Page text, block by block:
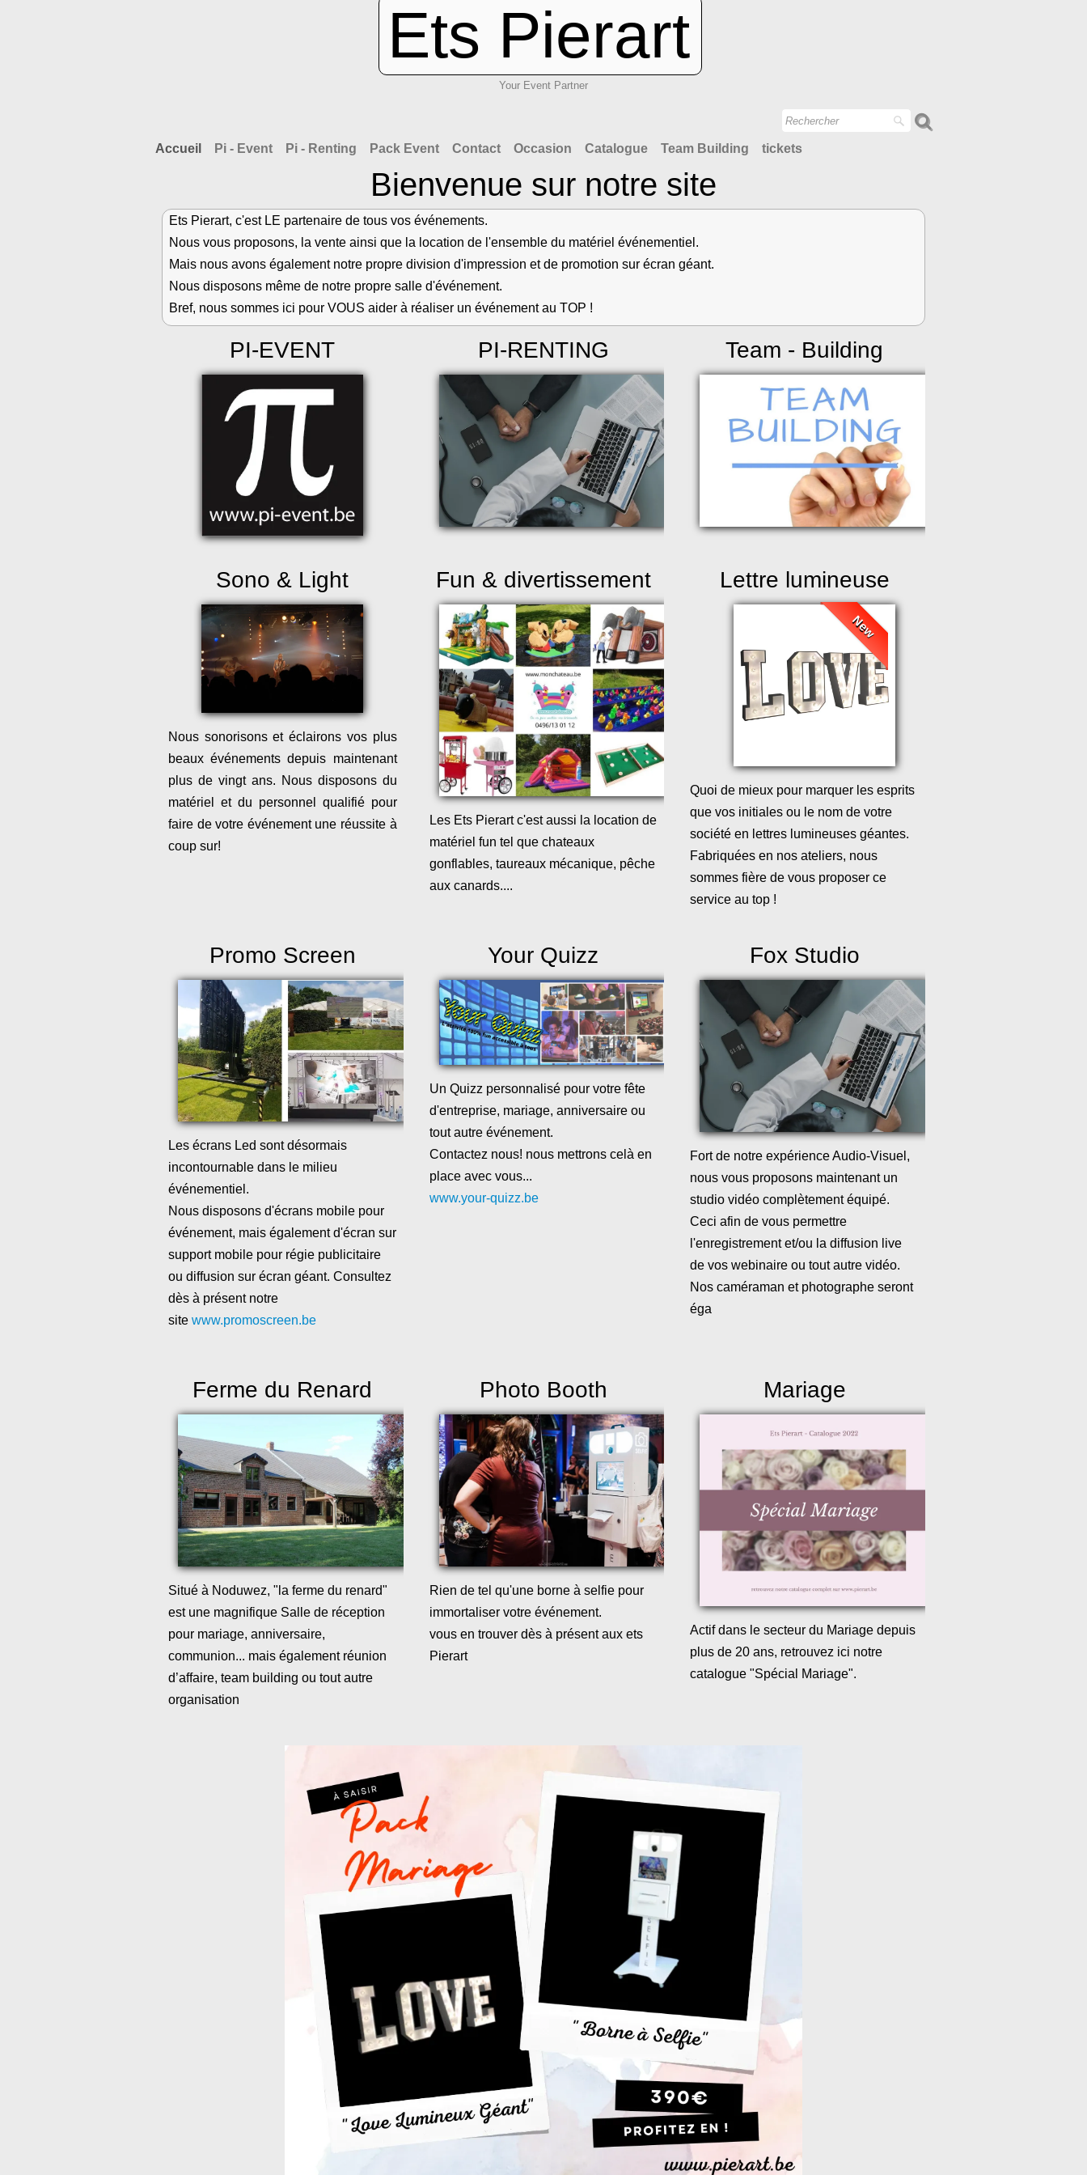
Ets Pierart
Your Event Partner
Accueil Pi - Event Pi - Renting Pack Event Contact Occasion Catalogue Team Building tickets
Bienvenue sur notre site
Ets Pierart, c'est LE partenaire de tous vos événements.
Nous vous proposons, la vente ainsi que la location de l'ensemble du matériel événementiel.
Mais nous avons également notre propre division d'impression et de promotion sur écran géant.
Nous disposons même de notre propre salle d'événement.
Bref, nous sommes ici pour VOUS aider à réaliser un événement au TOP !
PI-EVENT PI-RENTING Team - Building
Sono & Light
Nous sonorisons et éclairons vos plus
beaux événements depuis maintenant
plus de vingt ans. Nous disposons du
matériel et du personnel qualifié pour
faire de votre événement une réussite à
coup sur!
Fun & divertissement
Les Ets Pierart c'est aussi la location de
matériel fun tel que chateaux
gonflables, taureaux mécanique, pêche
aux canards....
Lettre lumineuse
New
Quoi de mieux pour marquer les esprits
que vos initiales ou le nom de votre
société en lettres lumineuses géantes.
Fabriquées en nos ateliers, nous
sommes fière de vous proposer ce
service au top !
Promo Screen
Les écrans Led sont désormais
incontournable dans le milieu
événementiel.
Nous disposons d'écrans mobile pour
événement, mais également d'écran sur
support mobile pour régie publicitaire
ou diffusion sur écran géant. Consultez
dès à présent notre
site www.promoscreen.be
Your Quizz
Un Quizz personnalisé pour votre fête
d'entreprise, mariage, anniversaire ou
tout autre événement.
Contactez nous! nous mettrons celà en
place avec vous...
www.your-quizz.be
Fox Studio
Fort de notre expérience Audio-Visuel,
nous vous proposons maintenant un
studio vidéo complètement équipé.
Ceci afin de vous permettre
l'enregistrement et/ou la diffusion live
de vos webinaire ou tout autre vidéo.
Nos caméraman et photographe seront
éga
Ferme du Renard
Situé à Noduwez, "la ferme du renard"
est une magnifique Salle de réception
pour mariage, anniversaire,
communion... mais également réunion
d’affaire, team building ou tout autre
organisation
Photo Booth
Rien de tel qu'une borne à selfie pour
immortaliser votre événement.
vous en trouver dès à présent aux ets
Pierart
Mariage
Actif dans le secteur du Mariage depuis
plus de 20 ans, retrouvez ici notre
catalogue "Spécial Mariage".